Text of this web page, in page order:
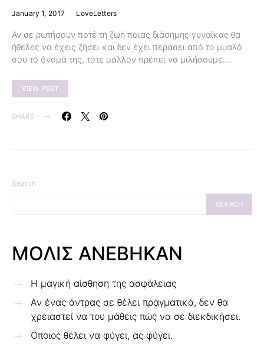
January 1, 2017 LoveLetters
Αν σε ρωτήσουν ποτέ τη ζωή ποιας διάσημης γυναίκας θα
ήθελες να έχεις ζήσει και δεν έχει περάσει από το μυαλό
σου το όνομά της, τότε μάλλον πρέπει να μιλήσουμε.…
VIEW POST
SHARE
Search
SEARCH
ΜΟΛΙΣ ΑΝΕΒΗΚΑΝ
Η μαγική αίσθηση της ασφάλειας
Αν ένας άντρας σε θέλει πραγματικά, δεν θα
χρειαστεί να του μάθεις πώς να σε διεκδικήσει.
Όποιος θέλει να φύγει, ας φύγει.